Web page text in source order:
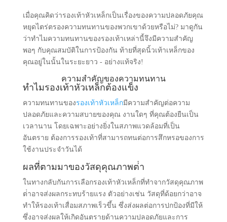
เมื่อคุณคิดว่ารองเท้าหัวเหล็กเป็นเรื่องของความปลอดภัยคุณ
หยุดไตร่ตรองความทนทานของพวกเขาด้วยหรือไม่? มาดูกัน
ว่าทําไมความทนทานของรองเท้าเหล่านี้จึงมีความสําคัญ
พอๆ กับคุณสมบัติในการป้องกัน ท้ายที่สุดนิ้วเท้าเหล็กของ
คุณอยู่ในนั้นในระยะยาว - อย่างแท้จริง!
ความสําคัญของความทนทาน
ทําไมรองเท้าหัวเหล็กต้องแข็ง
ความทนทานของรองเท้าหัวเหล็กมีความสําคัญต่อความ
ปลอดภัยและความสบายของคุณ งานใดๆ ที่คุณต้องยืนเป็น
เวลานาน โดยเฉพาะอย่างยิ่งในสภาพแวดล้อมที่เป็น
อันตราย ต้องการรองเท้าที่สามารถทนต่อการสึกหรอของการ
ใช้งานประจําวันได้
ผลที่ตามมาของวัสดุคุณภาพต่ํา
ในทางกลับกันการเลือกรองเท้าหัวเหล็กที่ทําจากวัสดุคุณภาพ
ต่ําอาจส่งผลกระทบร้ายแรง ตัวอย่างเช่น วัสดุที่ด้อยกว่าอาจ
ทําให้รองเท้าเสื่อมสภาพเร็วขึ้น ซึ่งส่งผลต่อการปกป้องที่มีให้
ซึ่งอาจส่งผลให้เกิดอันตรายด้านความปลอดภัยและการ